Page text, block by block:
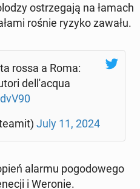
ostrze­ga­ją na łamach
rośnie ryzyko zawału.
rossa a Roma:
del­l'a­cqua
July 11, 2024
alarmu po­go­do­we­go
i Weronie.